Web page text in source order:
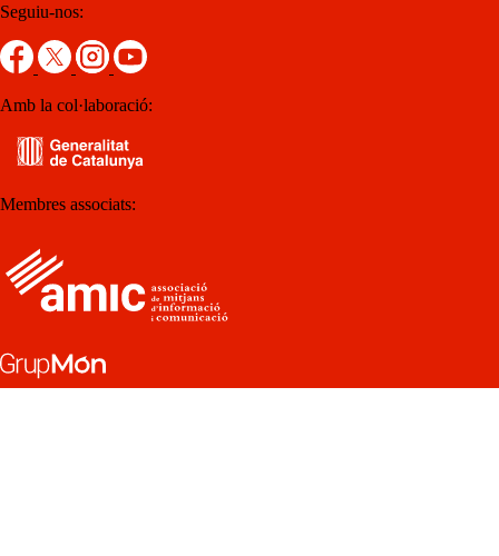
Seguiu-nos:
Amb la col·laboració:
Membres associats: